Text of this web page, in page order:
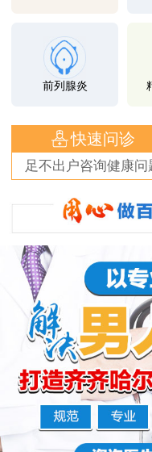
前列腺炎
快速问诊
足不出户咨询健康问